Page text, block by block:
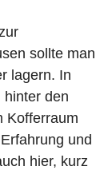
sollte man
lagern. In
hinter den
Kofferraum
und
hier, kurz